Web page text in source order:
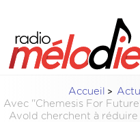
Accueil Actu
Avec ''Chemesis For
Avold cherchent à